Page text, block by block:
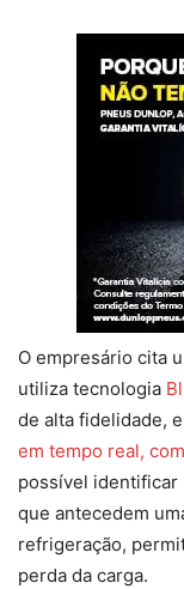
O empresário cita
utiliza tecnologia
de alta fidelidade,
em tempo real,
possível identificar
que antecedem
refrigeração,
perda da carga.